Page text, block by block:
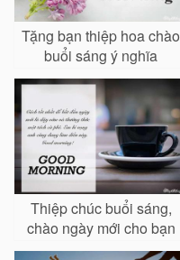
Tặng bạn thiệp hoa chào
buổi sáng ý nghĩa
Thiệp chúc buổi sáng,
chào ngày mới cho bạn
bè, đồng nghiệp, sếp